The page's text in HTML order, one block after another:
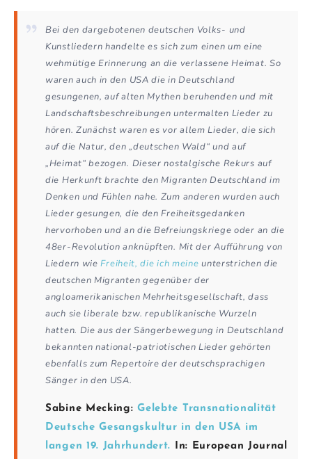
Bei den dargebotenen deutschen Volks- und
Kunstliedern handelte es sich zum einen um eine
wehmütige Erinnerung an die verlassene Heimat. So
waren auch in den USA die in Deutschland
gesungenen, auf alten Mythen beruhenden und mit
Landschaftsbeschreibungen untermalten Lieder zu
hören. Zunächst waren es vor allem Lieder, die sich
auf die Natur, den „deutschen Wald“ und auf
„Heimat“ bezogen. Dieser nostalgische Rekurs auf
die Herkunft brachte den Migranten Deutschland im
Denken und Fühlen nahe. Zum anderen wurden auch
Lieder gesungen, die den Freiheitsgedanken
hervorhoben und an die Befreiungskriege oder an die
48er-Revolution anknüpften. Mit der Aufführung von
Liedern wieFreiheit, die ich meine unterstrichen die
deutschen Migranten gegenüber der
angloamerikanischen Mehrheitsgesellschaft, dass
auch sie liberale bzw. republikanische Wurzeln
hatten. Die aus der Sängerbewegung in Deutschland
bekannten national-patriotischen Lieder gehörten
ebenfalls zum Repertoire der deutschsprachigen
Sänger in den USA.
Sabine Mecking:Gelebte Transnationalität
Deutsche Gesangskultur in den USA im
langen 19. Jahrhundert. In: European Journal